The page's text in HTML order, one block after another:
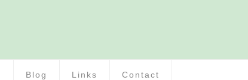
Blog Links Contact